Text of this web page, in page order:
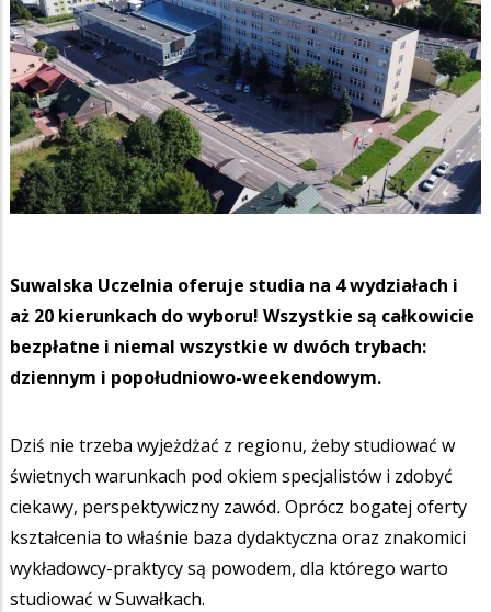
Suwalska Uczelnia oferuje studia na 4 wydziałach i
aż 20 kierunkach do wyboru! Wszystkie są całkowicie
bezpłatne i niemal wszystkie w dwóch trybach:
dziennym i popołudniowo-weekendowym.
Dziś nie trzeba wyjeżdżać z regionu, żeby studiować w
świetnych warunkach pod okiem specjalistów i zdobyć
ciekawy, perspektywiczny zawód.Oprócz bogatej oferty
kształcenia to właśnie baza dydaktyczna oraz znakomici
wykładowcy-praktycy są powodem, dla którego warto
studiować w Suwałkach.